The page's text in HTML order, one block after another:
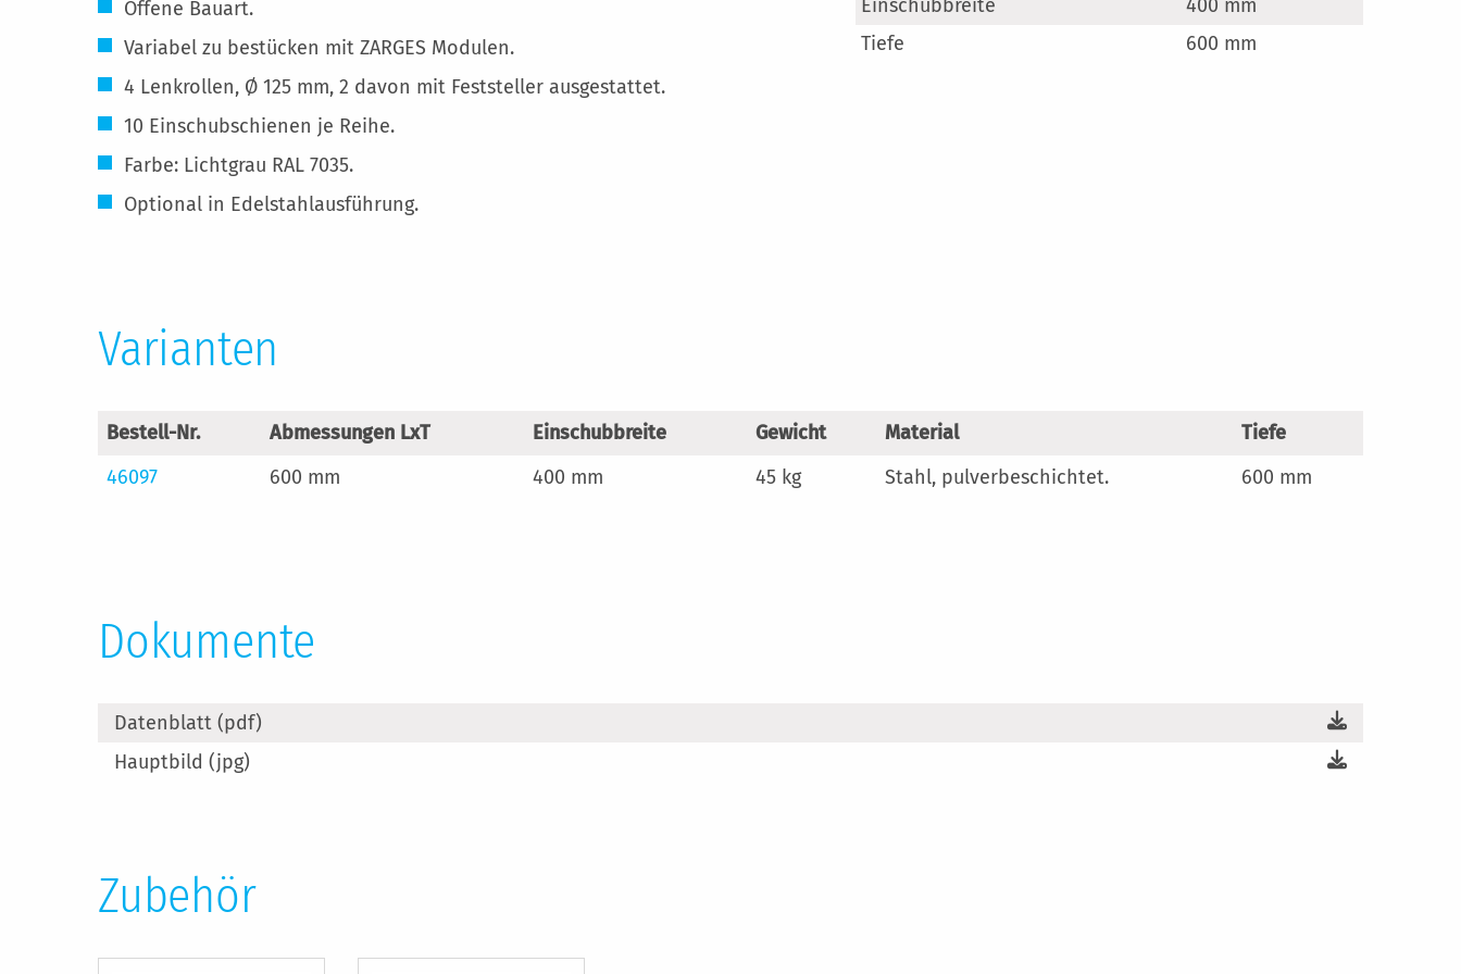
Offene Bauart.
Variabel zu bestücken mit ZARGES Modulen.
4 Lenkrollen, Ø 125 mm, 2 davon mit Feststeller ausgestattet.
10 Einschubschienen je Reihe.
Farbe: Lichtgrau RAL 7035.
Optional in Edelstahlausführung.
Informationen
Einschubbreite
400 mm
Tiefe
600 mm
Varianten
Bestell-Nr. Abmessungen LxT Einschubbreite Gewicht Material
Tiefe
46097
600 mm 400 mm 45 kg Stahl, pulverbeschichtet. 600 mm
Dokumente
Datenblatt (pdf)
Hauptbild (jpg)
Zubehör